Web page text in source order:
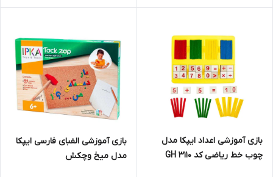
بازی آموزشی اعداد ایپکا مدل
چوب خط ریاضی کد GH 3110
بازی آموزشی الفبای فارسی ایپکا
مدل میخ وچکش